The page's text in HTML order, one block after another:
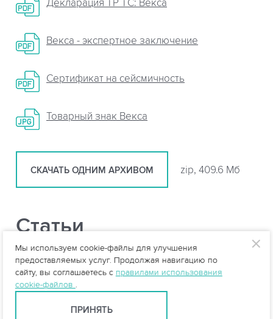
Декларация ТР ТС: Векса
Векса - экспертное заключение
Сертификат на сейсмичность
Товарный знак Векса
СКАЧАТЬ ОДНИМ АРХИВОМ zip, 409.6 Мб
Статьи
Пескоуловитель для ливневой
канализации: зачем нужен и как работает
Локальные очистные сооружения: виды,
Мы используем cookie-файлы для улучшения
предоставляемых услуг. Продолжая навигацию по
сайту, вы соглашаетесь с правилами использования
cookie-файлов .
ПРИНЯТЬ